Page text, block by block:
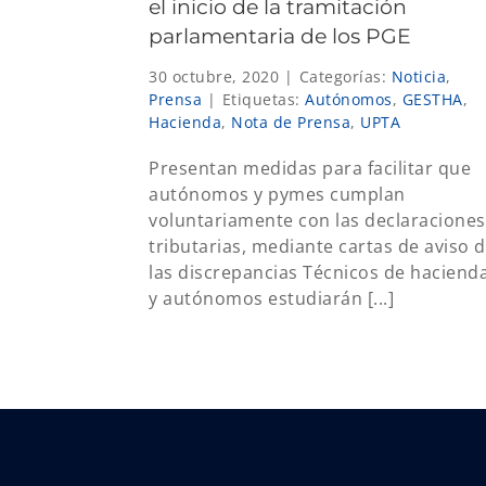
el inicio de la tramitación
parlamentaria de los PGE
30 octubre, 2020 | Categorías: Noticia,
Prensa | Etiquetas: Autónomos, GESTHA,
Hacienda, Nota de Prensa, UPTA
Presentan medidas para facilitar que
autónomos y pymes cumplan
voluntariamente con las declaraciones
tributarias, mediante cartas de aviso
las discrepancias Técnicos de
y autónomos estudiarán [...]